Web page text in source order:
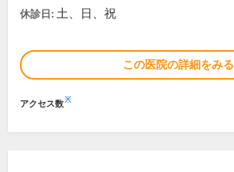
休診日: 土、日、祝
この医院の詳細をみる
アクセス数※